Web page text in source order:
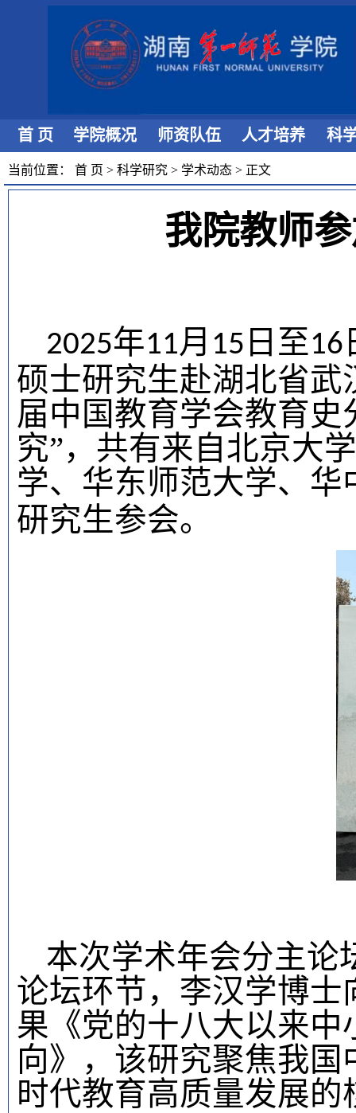
首 页 学院概况 师资队伍 人才培养 科
当前位置： 首 页 > 科学研究 > 学术动态 > 正文
我院教师
2025年11月 15 日至16
硕士研究生赴湖北省武
届中国教育学会教育
究”，共有来自北京大
学、华东师范大学、
研究生参会。
本次学术年会分主论
论坛环节，李汉学博
果 《党的十八大以来
向》， 该研究聚焦我国
时代教育高质量发展的